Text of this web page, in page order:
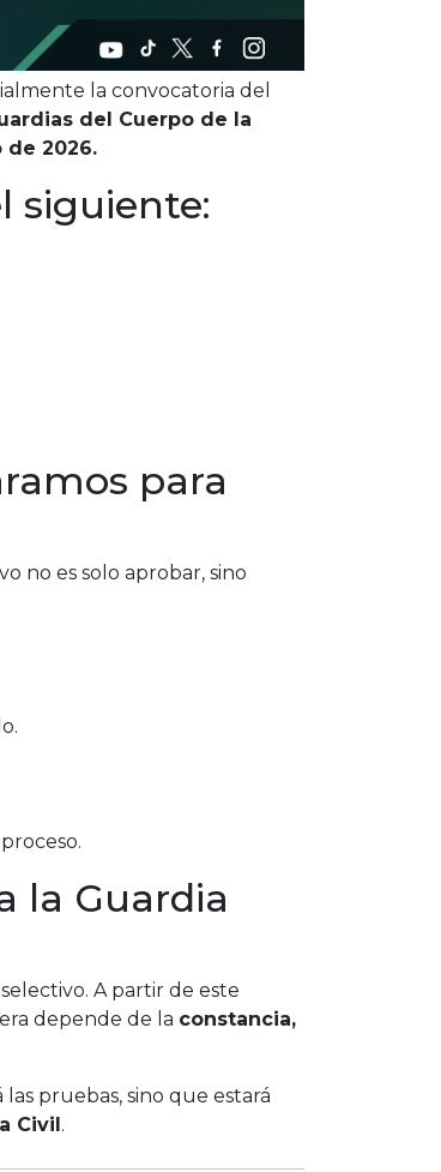
la convocatoria del
del Cuerpo de la
de 2026.
siguiente:
para
no es solo aprobar, sino
la Guardia
A partir de este
depende de la constancia,
pruebas, sino que estará
Civil.